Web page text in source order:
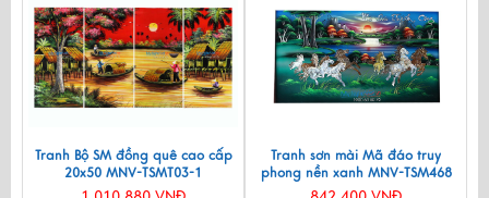
Tranh Bộ SM đồng quê cao cấp
20x50 MNV-TSMT03-1
Tranh sơn mài Mã đáo truy
phong nền xanh MNV-TSM468